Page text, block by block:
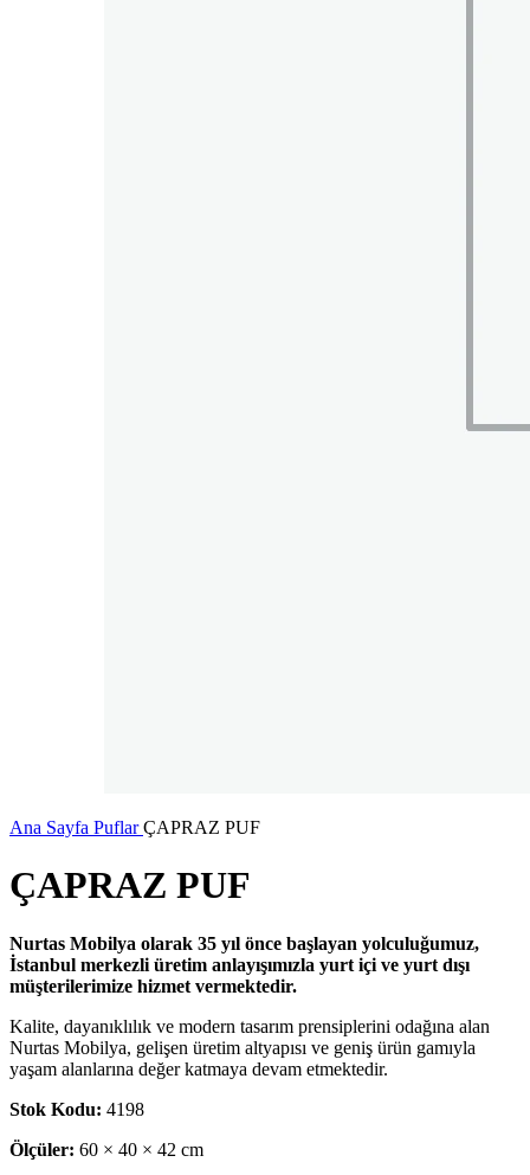
Ana Sayfa PuflarÇAPRAZ PUF
ÇAPRAZ PUF
Nurtas Mobilya olarak 35 yıl önce başlayan yolculuğumuz,
İstanbul merkezli üretim anlayışımızla yurt içi ve yurt dışı
müşterilerimize hizmet vermektedir.
Kalite, dayanıklılık ve modern tasarım prensiplerini odağına alan
Nurtas Mobilya, gelişen üretim altyapısı ve geniş ürün gamıyla
yaşam alanlarına değer katmaya devam etmektedir.
Stok Kodu: 4198
Ölçüler: 60 × 40 × 42 cm